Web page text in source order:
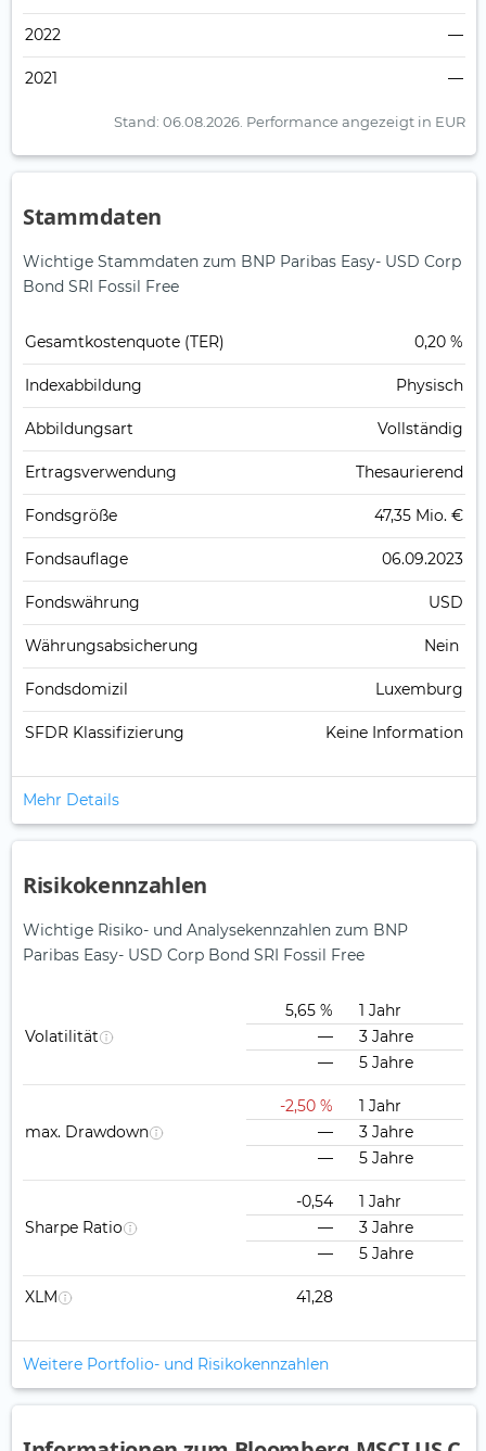
2022 —
2021 —
Stand: 06.08.2026. Performance angezeigt in EUR
Stammdaten
Wichtige Stammdaten zum BNP Paribas Easy- USD Corp
Bond SRI Fossil Free
Gesamt­kosten­quote (TER) 0,20 %
Index­abbildung Physisch
Abbildungs­art Vollständig
Ertrags­verwendung Thesaurierend
Fonds­größe 47,35 Mio. €
Fonds­auflage 06.09.2023
Fonds­währung USD
Währungsabsicherung Nein
Fondsdomizil Luxemburg
SFDR Klassifizierung Keine Information
Mehr Details
Risikokennzahlen
Wichtige Risiko- und Analysekennzahlen zum BNP
Paribas Easy- USD Corp Bond SRI Fossil Free
Volatilität
5,65 %
1 Jahr
—
3 Jahre
—
5 Jahre
max. Drawdown
-2,50 %
1 Jahr
—
3 Jahre
—
5 Jahre
Sharpe Ratio
-0,54
1 Jahr
—
3 Jahre
—
5 Jahre
XLM 41,28
Weitere Portfolio- und Risikokennzahlen